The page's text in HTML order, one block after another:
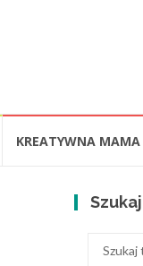
KREATYWNA MAMA
Szukaj